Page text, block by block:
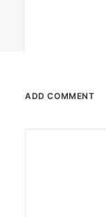
ADD COMMENT